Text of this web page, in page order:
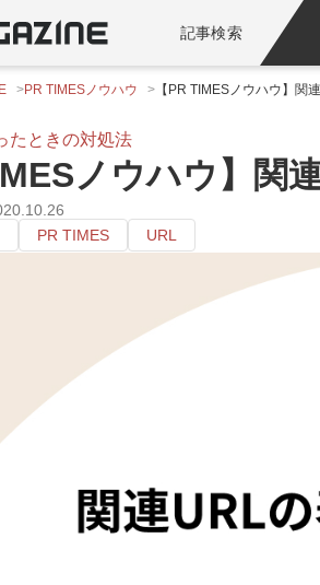
記事検索
PR TIMESノウハウ 【PR TIMESノウハウ】関
たときの対処法
ノウハウ】関
PR TIMES URL